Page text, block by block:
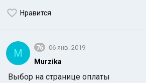
Нравится
M 76 06 янв. 2019
Murzika
Выбор на странице оплаты